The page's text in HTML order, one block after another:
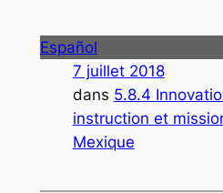
Español
7 juillet 2018
dans 5.8.4
instruction et
Mexique